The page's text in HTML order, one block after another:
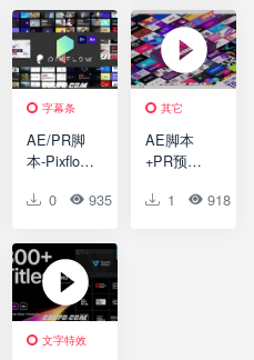
设V6.1 破
解版
条背景动
画预设
1 0
字幕条
AE/PR脚
本-Pixflow
1000+社交
字标题排
版标注图
形背景动
画
0 935 1 0
其它
AE脚本
+PR预
时尚排版
1 918
文字特效